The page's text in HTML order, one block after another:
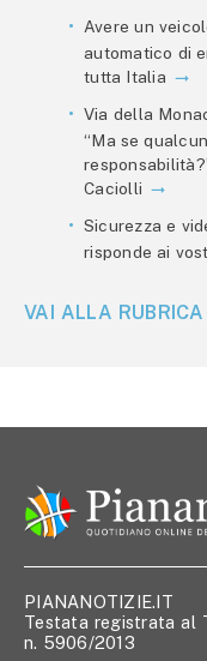
Avere un
automatico di
tutta Italia
Via della
“Ma se
Caciolli
Sicurezza e
risponde ai
VAI ALLA RUBRICA
PIANANOTIZIE.IT
Testata registrata al
n. 5906/2013